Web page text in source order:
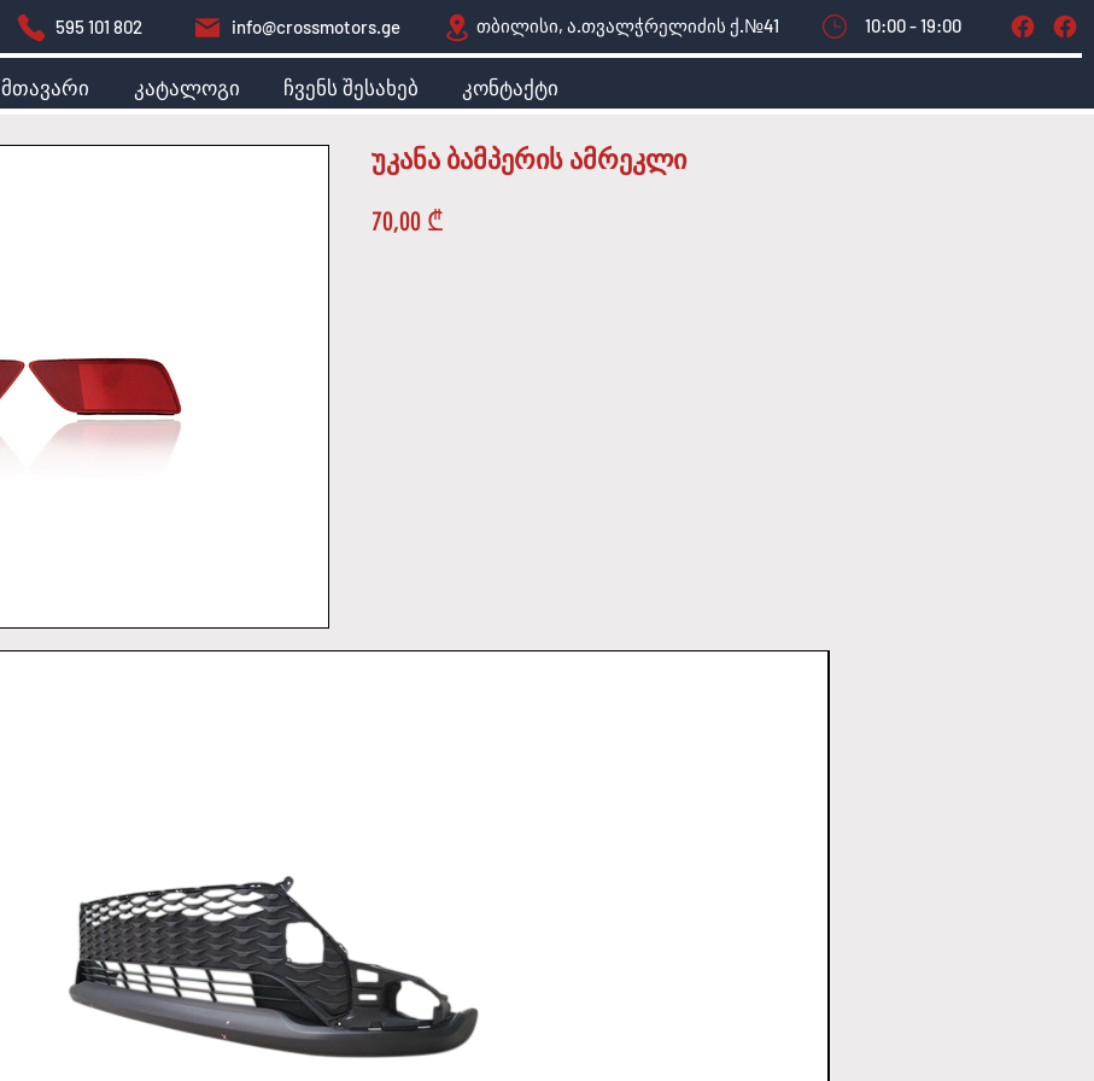
595 101 802 info@crossmotors.ge თბილისი, ა.თვალჭრელიძის ქ.№41 10:00 - 19:00
მთავარი კატალოგი ჩვენს შესახებ კონტაქტი
უკანა ბამპერის ამრეკლი
70,00 ₾Price